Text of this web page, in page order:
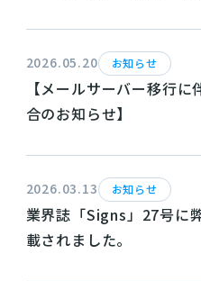
2026.05.20 お知らせ
【メールサーバー移行
合のお知らせ】
2026.03.13 お知らせ
業界誌「Signs」27号に
載されました。